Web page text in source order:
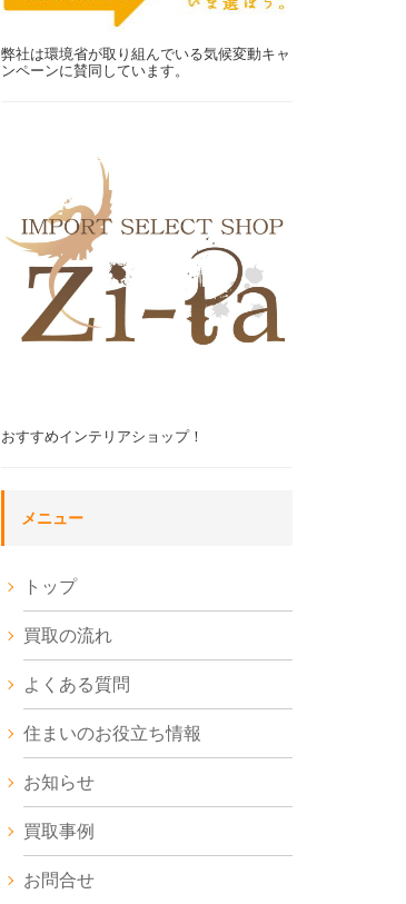
弊社は環境省が取り組んでいる気候変動キャ
ンペーンに賛同しています。
おすすめインテリアショップ！
メニュー
トップ
買取の流れ
よくある質問
住まいのお役立ち情報
お知らせ
買取事例
お問合せ